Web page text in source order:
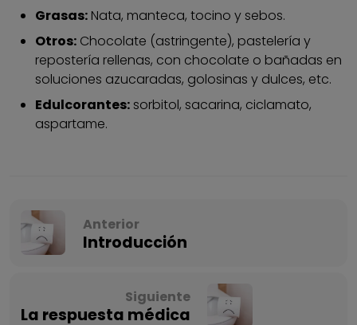
Grasas: Nata, manteca, tocino y sebos.
Otros: Chocolate (astringente), pastelería y
repostería rellenas, con chocolate o bañadas en
soluciones azucaradas, golosinas y dulces, etc.
Edulcorantes: sorbitol, sacarina, ciclamato,
aspartame.
Anterior
Introducción
Siguiente
La respuesta médica